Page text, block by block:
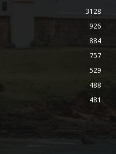
3128
926
884
757
529
488
481